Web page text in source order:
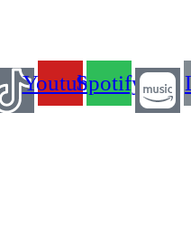
YoutubeSpotify